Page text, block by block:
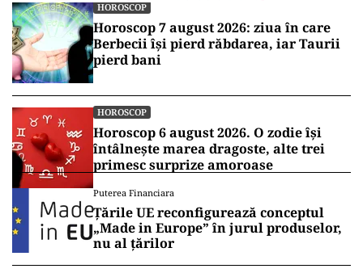
HOROSCOP
Horoscop 7 august 2026: ziua în care
Berbecii își pierd răbdarea, iar Taurii
pierd bani
HOROSCOP
Horoscop 6 august 2026. O zodie își
întâlnește marea dragoste, alte trei
primesc surprize amoroase
Puterea Financiara
Țările UE reconfigurează conceptul
„Made in Europe” în jurul produselor,
nu al țărilor